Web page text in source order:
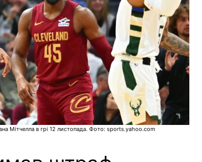
Мітчелла в грі 12 листопада. Фото: sports.yahoo.com